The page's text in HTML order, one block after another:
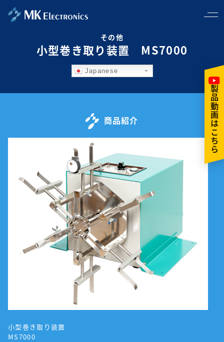
製品動画はこちら
その他
小型巻き取り装置 MS7000
Japanese
商品紹介
小型巻き取り装置
MS7000